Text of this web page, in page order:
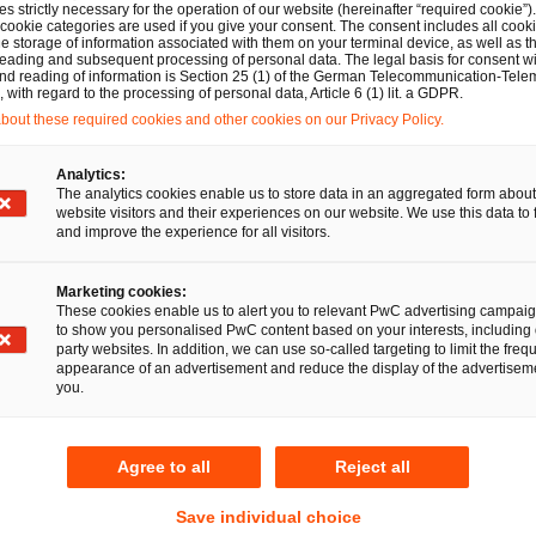
rasch verändernden Wirtschaftswelt sind
und gesellschaftliche Verantwortung Themen, die
Für verschiedenste komplexe Aufgabenbereiche
beraten wir sie ganzheitlich und in enger
und Finanzexpert:innen von PwC und unserem
Ob weltweit agierendes Unternehmen,
jedem Mandanten steht bei uns ein persönlicher
Belangen verantwortungsvoll
wirtschaftlichen Erfolg langfristig zu sichern.
Rechtsanwält:innen an 18 Standorten. Integrierte
dabei, Vertrauen aufzubauen und sich neu zu
365.000 Mitarbeitende in 136 Ländern täglich
strictly necessary for the operation of our website (hereinafter “required
categories are used if you give your consent. The consent includes all
storage of information associated with them on your terminal device, as well as
and subsequent processing of personal data. The legal basis for consent
reading of information is Section 25 (1) of the German Telecommunication-
with regard to the processing of personal data, Article 6 (1) lit. a GDPR.
these required cookies and other cookies on our Privacy Policy.
Analytics:
The analytics cookies enable us to store data in an aggregated form
website visitors and their experiences on our website. We use this data to
and improve the experience for all visitors.
Marketing cookies:
These cookies enable us to alert you to relevant PwC advertising
to show you personalised PwC content based on your interests, including
party websites. In addition, we can use so-called targeting to limit the
appearance of an advertisement and reduce the display of the
you.
Agree to all Reject all
Save individual choice